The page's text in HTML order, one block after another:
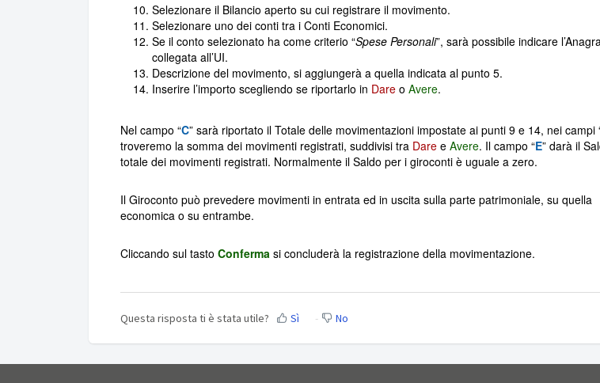
Selezionare il Bilancio aperto su cui registrare il movimento.
Selezionare uno dei conti tra i Conti Economici.
Se il conto selezionato ha come criterio “Spese Personali”, sarà possibile indicare
collegata all’UI.
Descrizione del movimento, si aggiungerà a quella indicata al punto 5.
Inserire l’importo scegliendo se riportarlo in Dare o Avere.
Nel campo “C” sarà riportato il Totale delle movimentazioni impostate ai punti 9 e 14, nei campi
troveremo la somma dei movimenti registrati, suddivisi tra Dare e Avere. Il campo “E” darà il
totale dei movimenti registrati. Normalmente il Saldo per i giroconti è uguale a zero.
Il Giroconto può prevedere movimenti in entrata ed in uscita sulla parte patrimoniale, su quella
economica o su entrambe.
Cliccando sul tasto Conferma si concluderà la registrazione della movimentazione.
Questa risposta ti è stata utile? Sì No